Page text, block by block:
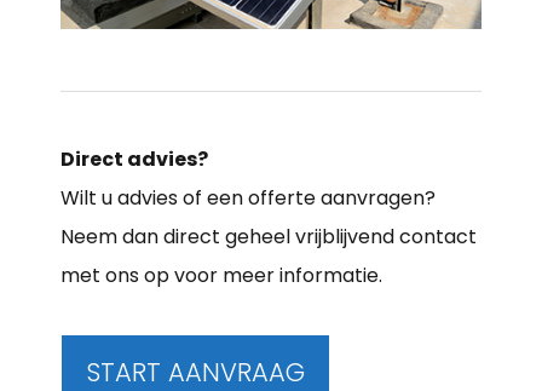
Direct advies?
Wilt u advies of een offerte aanvragen?
Neem dan direct geheel vrijblijvend contact
met ons op voor meer informatie.
START AANVRAAG